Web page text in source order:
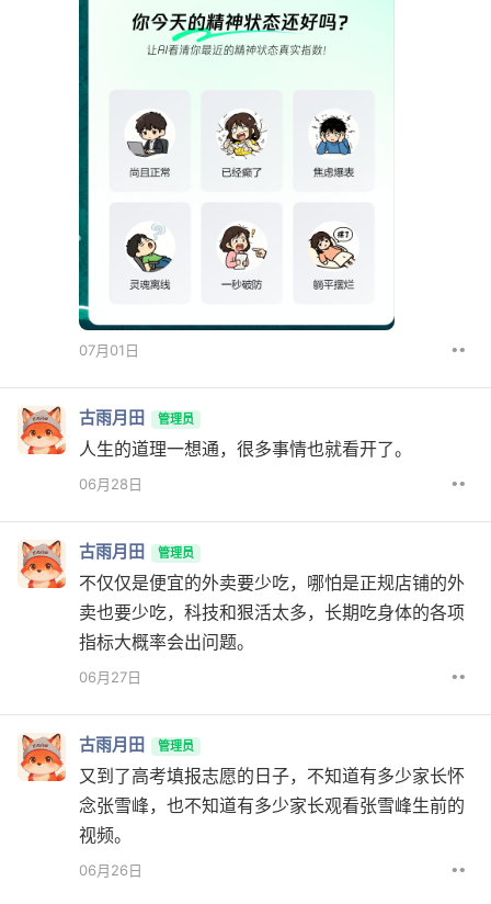
07月01日 ••
古雨月田 管理员
人生的道理一想通，很多事情也就看开了。
06月28日 ••
古雨月田 管理员
不仅仅是便宜的外卖要少吃，哪怕是正规店铺的外
卖也要少吃，科技和狠活太多，长期吃身体的各项
指标大概率会出问题。
06月27日 ••
古雨月田 管理员
又到了高考填报志愿的日子，不知道有多少家长怀
念张雪峰，也不知道有多少家长观看张雪峰生前的
视频。
06月26日 ••